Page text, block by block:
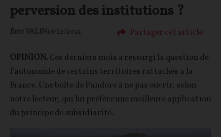
perversion des institutions ?
Éric VALIN16/12/2021 Partager cet article
OPINION.Ces derniers mois a ressurgi la question de
l’autonomie de certains territoires rattachés à la
France. Une boîte de Pandore à ne pas ouvrir, selon
notre lecteur, qui lui préfère une meilleure application
du principe de subsidiarité.